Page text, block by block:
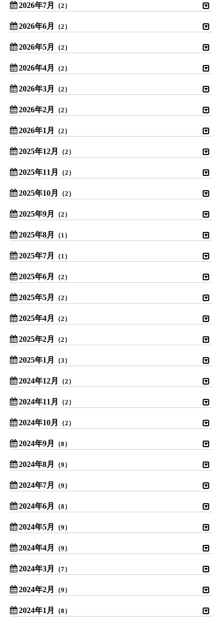
2026年7月 （2）
2026年6月 （2）
2026年5月 （2）
2026年4月 （2）
2026年3月 （2）
2026年2月 （2）
2026年1月 （2）
2025年12月 （2）
2025年11月 （2）
2025年10月 （2）
2025年9月 （2）
2025年8月 （1）
2025年7月 （1）
2025年6月 （2）
2025年5月 （2）
2025年4月 （2）
2025年2月 （2）
2025年1月 （3）
2024年12月 （2）
2024年11月 （2）
2024年10月 （2）
2024年9月 （8）
2024年8月 （9）
2024年7月 （9）
2024年6月 （8）
2024年5月 （9）
2024年4月 （9）
2024年3月 （7）
2024年2月 （9）
2024年1月 （8）